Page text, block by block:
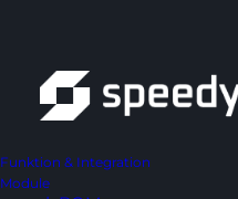
Funktion & Integration
Module